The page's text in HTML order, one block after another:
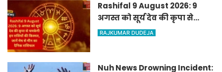
Rashifal 9 August 2026: 9
अगस्त को सूर्य देव की कृपा से
चमकेगी इन राशियों की किस्मत,
RAJKUMAR DUDEJA
Nuh News Drowning Incident: